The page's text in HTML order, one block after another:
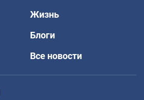
Жизнь
Блоги
Все новости